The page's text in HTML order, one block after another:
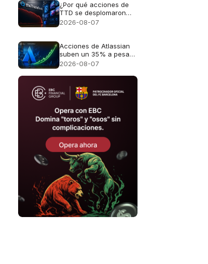
¿Por qué acciones de
TTD se desplomaron
casi un 30%?
2026-08-07
Acciones de Atlassian
suben un 35% a pesar
de unas perspectivas
2026-08-07